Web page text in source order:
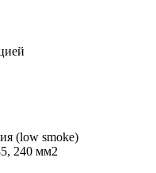
(low smoke)
240 мм2